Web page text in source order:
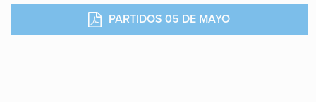
PARTIDOS 05 DE MAYO